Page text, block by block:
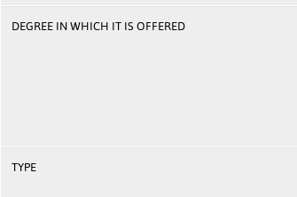
DEGREE IN WHICH IT IS OFFERED
TYPE